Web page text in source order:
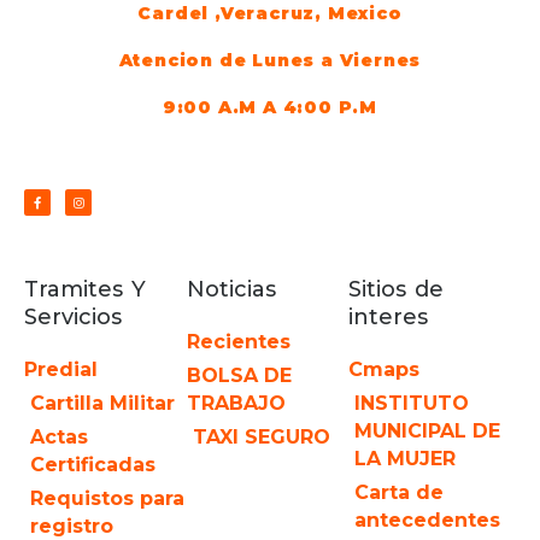
Cardel ,Veracruz, Mexico
Atencion de Lunes a Viernes
9:00 A.M A 4:00 P.M
Tramites Y
Servicios
Predial
Cartilla Militar
Actas
Certificadas
Requistos para
registro
Noticias
Recientes
BOLSA DE
TRABAJO
TAXI SEGURO
Sitios de
interes
Cmaps
INSTITUTO
MUNICIPAL DE
LA MUJER
Carta de
antecedentes